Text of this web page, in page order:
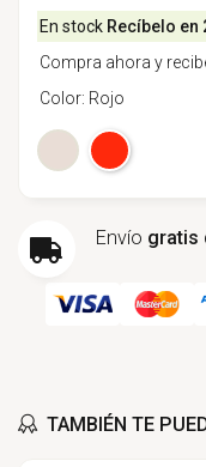
En stock Recíbelo en
Compra ahora y
Color: Rojo
Elegir color: Rojo
Beige
Envío gratis
TAMBIÉN TE